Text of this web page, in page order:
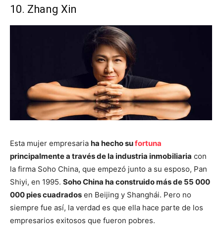
10. Zhang Xin
Esta mujer empresaria ha hecho sufortuna
principalmente a través de la industria inmobiliaria con
la firma Soho China, que empezó junto a su esposo, Pan
Shiyi, en 1995. Soho China ha construido más de 55 000
000 pies cuadrados en Beijing y Shanghái. Pero no
siempre fue así, la verdad es que ella hace parte de los
empresarios exitosos que fueron pobres.